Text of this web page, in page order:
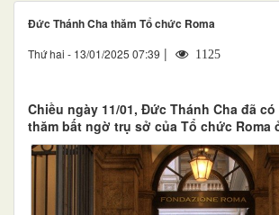
Đức Thánh Cha thăm Tổ chức Roma
Thứ hai - 13/01/2025 07:39 | 1125
Chiều ngày 11/01, Đức Thánh Cha đã
thăm bất ngờ trụ sở của Tổ chức Roma